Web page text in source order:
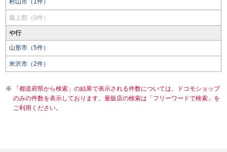
村山市（1件）
最上郡（0件）
や行
山形市（5件）
米沢市（2件）
「都道府県から検索」の結果で表示される件数については、ドコモショップ
のみの件数を表示しております。量販店の検索は「フリーワードで検索」を
ご利用ください。